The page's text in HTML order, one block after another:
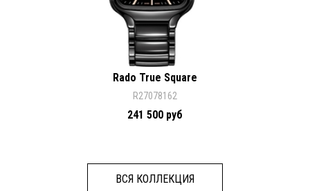
Rado True Square
R27078162
241 500 руб
ВСЯ КОЛЛЕКЦИЯ